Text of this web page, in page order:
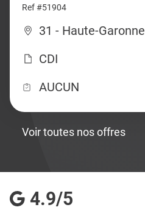
Ref #51904
31 - Haute-Garonne
CDI
AUCUN
Voir toutes nos offres
4.9/5